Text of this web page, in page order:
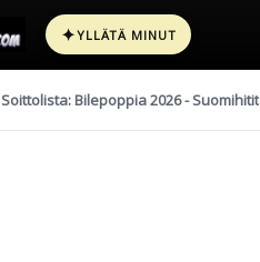
✦YLLÄTÄ MINUT
Soittolista: Bilepoppia 2026 - Suomihitit